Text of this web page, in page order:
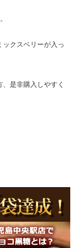
クスベリーが入っ
是非購入しやすく